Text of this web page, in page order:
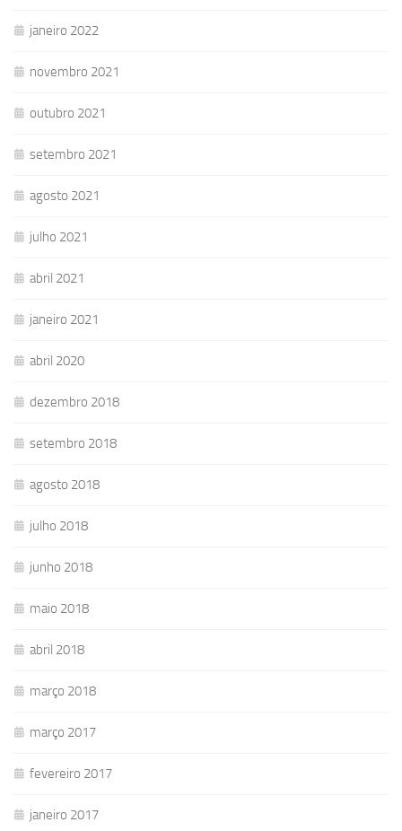
janeiro 2022
novembro 2021
outubro 2021
setembro 2021
agosto 2021
julho 2021
abril 2021
janeiro 2021
abril 2020
dezembro 2018
setembro 2018
agosto 2018
julho 2018
junho 2018
maio 2018
abril 2018
março 2018
março 2017
fevereiro 2017
janeiro 2017